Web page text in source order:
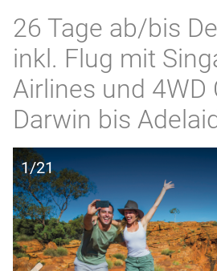
26 Tage ab/bis
inkl. Flug mit
Airlines und 4WD
Darwin bis
1/21